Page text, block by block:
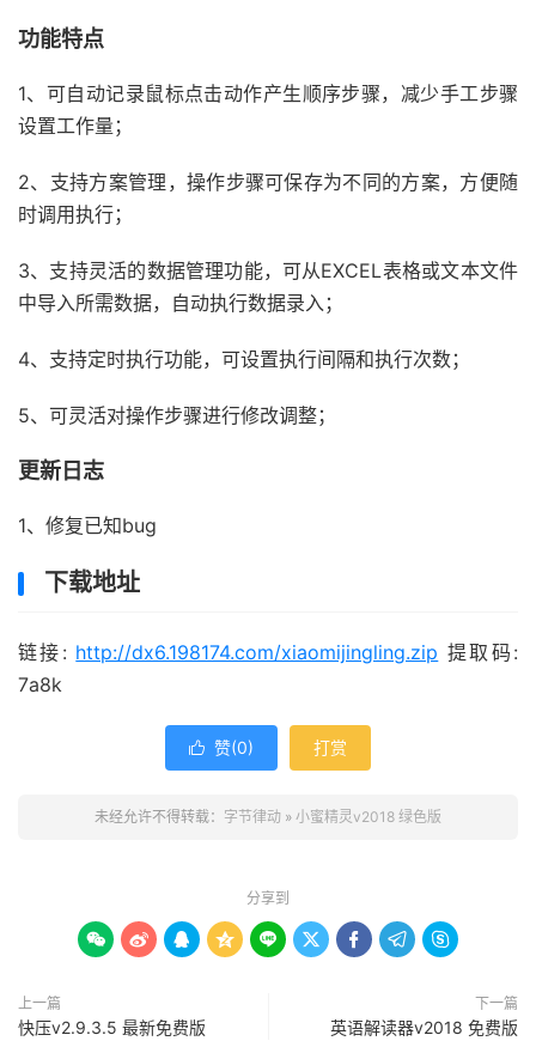
功能特点
1、可自动记录鼠标点击动作产生顺序步骤，减少手工步骤
设置工作量；
2、支持方案管理，操作步骤可保存为不同的方案，方便随
时调用执行；
3、支持灵活的数据管理功能，可从EXCEL表格或文本文件
中导入所需数据，自动执行数据录入；
4、支持定时执行功能，可设置执行间隔和执行次数；
5、可灵活对操作步骤进行修改调整；
更新日志
1、修复已知bug
下载地址
链接: http://dx6.198174.com/xiaomijingling.zip 提取码:
7a8k
 赞(0) 打赏
未经允许不得转载： 字节律动 » 小蜜精灵v2018 绿色版
分享到
        
上一篇
快压v2.9.3.5 最新免费版
下一篇
英语解读器v2018 免费版